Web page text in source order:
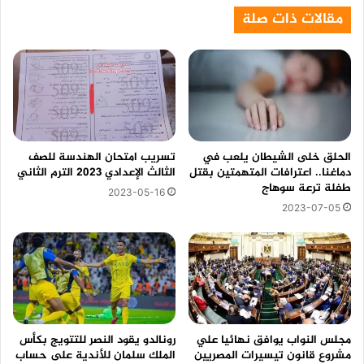
مقالات ذات صلة
الحلق خلى الشيطان يلعب في
دماغنا.. اعترافات المتهمتين بقتل
طفلة ترعة سوهاج
2023-07-05
تسريب امتحان الهندسة للصف
الثالث الإعدادي 2023 الترم الثاني
2023-05-16
مجلس النواب يوافق نهائيا علي
مشروع قانون تيسيرات المصريين
رونالدو يقود النصر للتتويج بكأس
الملك سلمان للأندية على حساب